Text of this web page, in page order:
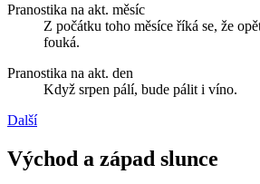
Pranostika na akt. měsíc
Z počátku toho měsíce říká se, že
fouká.
Pranostika na akt. den
Když srpen pálí, bude pálit i víno.
Další
Východ a západ slunce